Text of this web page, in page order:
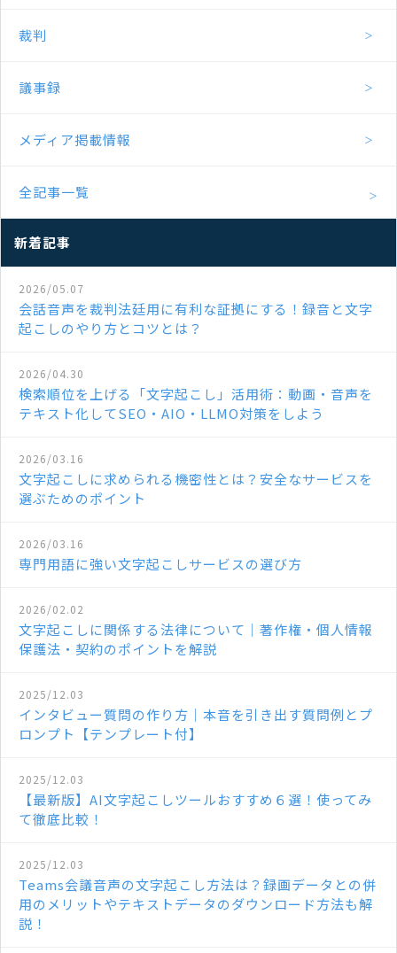
裁判
議事録
メディア掲載情報
全記事一覧
新着記事
2026/05.07
会話音声を裁判法廷用に有利な証拠にする！録音と文字
起こしのやり方とコツとは？
2026/04.30
検索順位を上げる「文字起こし」活用術：動画・音声を
テキスト化してSEO・AIO・LLMO対策をしよう
2026/03.16
文字起こしに求められる機密性とは？安全なサービスを
選ぶためのポイント
2026/03.16
専門用語に強い文字起こしサービスの選び方
2026/02.02
文字起こしに関係する法律について｜著作権・個人情報
保護法・契約のポイントを解説
2025/12.03
インタビュー質問の作り方｜本音を引き出す質問例とプ
ロンプト【テンプレート付】
2025/12.03
【最新版】AI文字起こしツールおすすめ６選！使ってみ
て徹底比較！
2025/12.03
Teams会議音声の文字起こし方法は？録画データとの併
用のメリットやテキストデータのダウンロード方法も解
説！